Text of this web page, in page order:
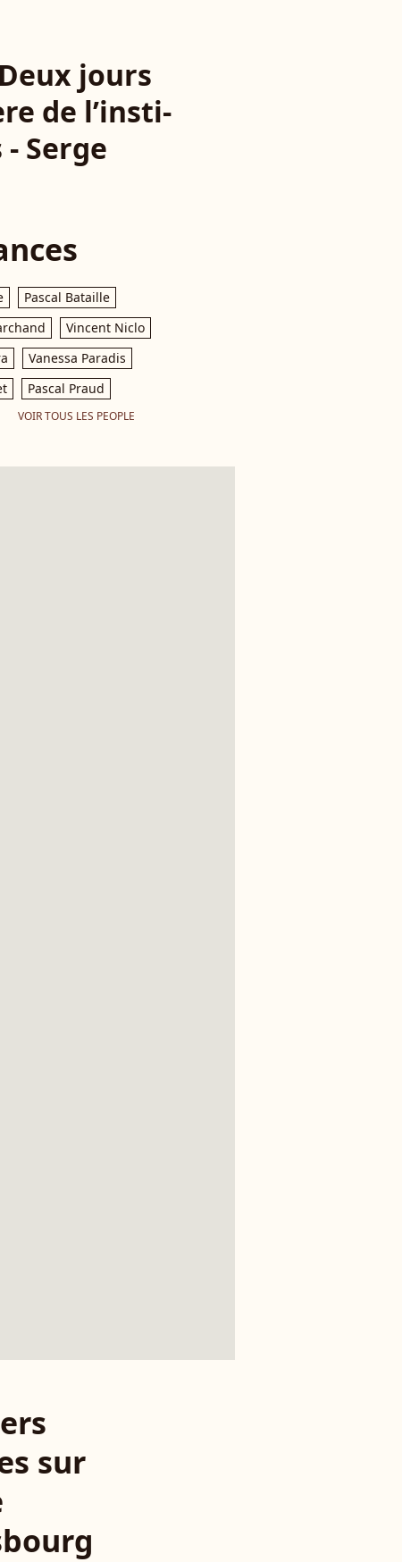
jours
de l’insti­
Serge
Pascal Bataille
Vincent Niclo
Vanessa Paradis
Pascal Praud
VOIR TOUS LES PEOPLE
sur